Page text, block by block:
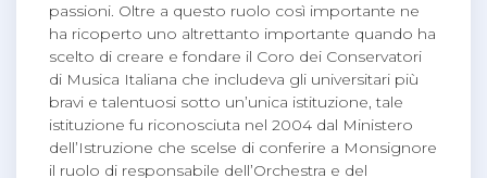
passioni. Oltre a questo ruolo così importante ne
ha ricoperto uno altrettanto importante quando ha
scelto di creare e fondare il Coro dei Conservatori
di Musica Italiana che includeva gli universitari più
bravi e talentuosi sotto un’unica istituzione, tale
istituzione fu riconosciuta nel 2004 dal Ministero
dell’Istruzione che scelse di conferire a Monsignore
il ruolo di responsabile dell’Orchestra e del